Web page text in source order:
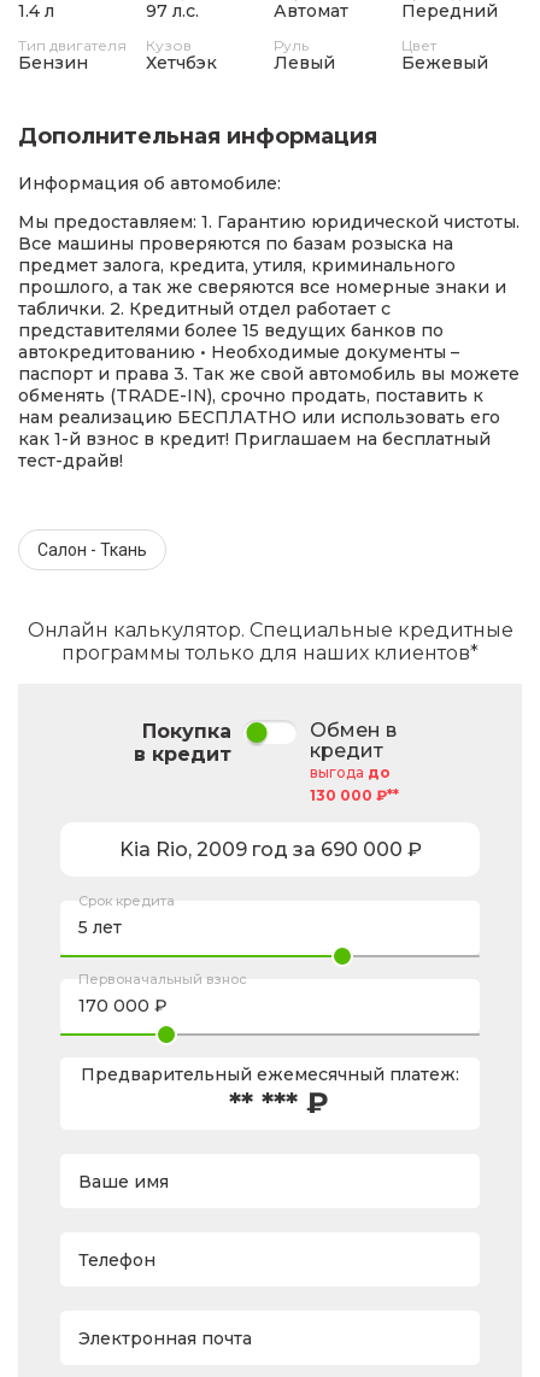
1.4 л 97 л.с. Автомат Передний
Тип двигателя
Бензин
Кузов
Хетчбэк
Руль
Левый
Цвет
Бежевый
Дополнительная информация
Информация об автомобиле:
Мы предоставляем: 1. Гарантию юридической чистоты.
Все машины проверяются по базам розыска на
предмет залога, кредита, утиля, криминального
прошлого, а так же сверяются все номерные знаки и
таблички. 2. Кредитный отдел работает с
представителями более 15 ведущих банков по
автокредитованию • Необходимые документы –
паспорт и права 3. Так же свой автомобиль вы можете
обменять (TRADE-IN), срочно продать, поставить к
нам реализацию БЕСПЛАТНО или использовать его
как 1-й взнос в кредит! Приглашаем на бесплатный
тест-драйв!
Салон - Ткань
Онлайн калькулятор. Специальные кредитные
программы только для наших клиентов*
Покупка
в кредит
Обмен в
кредит
выгода до
130 000 ₽**
Kia Rio, 2009год за 690 000 ₽
Срок кредита
Первоначальный взнос
Предварительный ежемесячный платеж:
** *** ₽
Ваше имя
Телефон
Электронная почта